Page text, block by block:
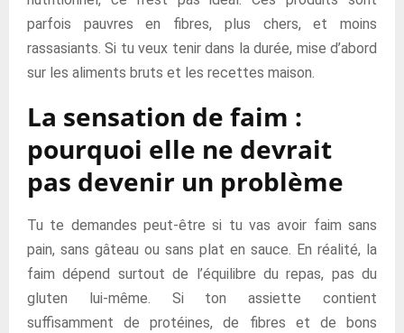
parfois pauvres en fibres, plus chers, et moins
rassasiants. Si tu veux tenir dans la durée, mise d’abord
sur les aliments bruts et les recettes maison.
La sensation de faim :
pourquoi elle ne devrait
pas devenir un problème
Tu te demandes peut-être si tu vas avoir faim sans
pain, sans gâteau ou sans plat en sauce. En réalité, la
faim dépend surtout de l’équilibre du repas, pas du
gluten lui-même. Si ton assiette contient
suffisamment de protéines, de fibres et de bons